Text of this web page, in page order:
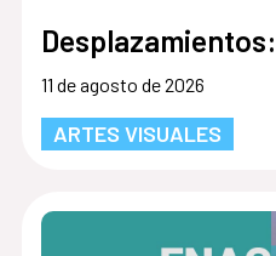
11 de agosto de 2026
ARTES VISUALES